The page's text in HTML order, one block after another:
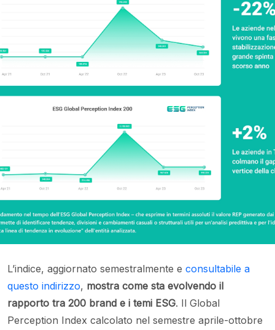
L’indice, aggiornato semestralmente e consultabile a
questo indirizzo, mostra come sta evolvendo il
rapporto tra 200 brand e i temi ESG. Il Global
Perception Index calcolato nel semestre aprile-ottobre